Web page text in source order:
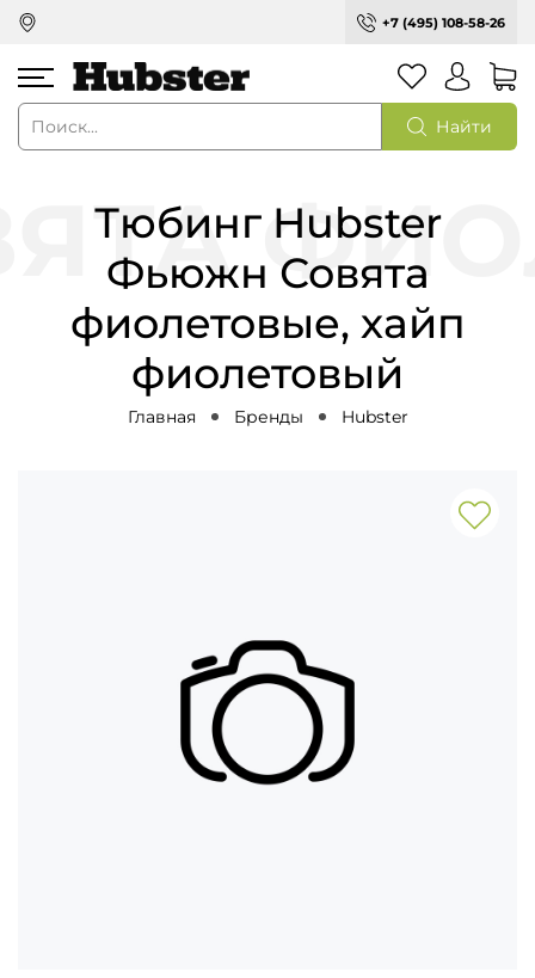
+7 (495) 108-58-26
Найти
Тюбинг Hubster
Фьюжн Совята
фиолетовые, хайп
фиолетовый
Главная Бренды Hubster